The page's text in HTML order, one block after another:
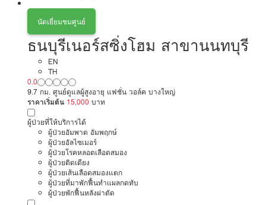
นัดเยี่ยมชมศูนย์
ธนบุรีเนอร์สซิ่งโฮม สาขานนทบุรี
EN
TH
0.0
9.7 กม. ศูนย์ดูแลผู้สูงอายุ แฟชั่น วอล์ค บางใหญ่
ราคาเริ่มต้น 15,000 บาท
ผู้ป่วยที่ให้บริการได้
ผู้ป่วยอัมพาต อัมพฤกษ์
ผู้ป่วยอัลไซเมอร์
ผู้ป่วยโรคหลอดเลือดสมอง
ผู้ป่วยติดเตียง
ผู้ป่วยเส้นเลือดสมองแตก
ผู้ป่วยที่มาพักฟื้นทำแผลกดทับ
ผู้ป่วยพักฟื้นหลังผ่าตัด